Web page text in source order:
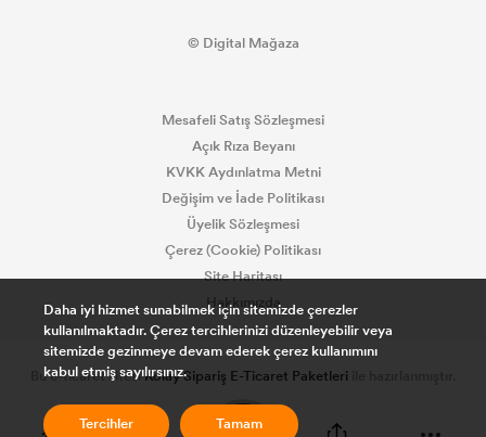
© Digital Mağaza
Mesafeli Satış Sözleşmesi
Açık Rıza Beyanı
KVKK Aydınlatma Metni
Değişim ve İade Politikası
Üyelik Sözleşmesi
Çerez (Cookie) Politikası
Site Haritası
Hakkımızda
Bu e-ticaret sitesiKolay Sipariş E-Ticaret Paketleri
Daha iyi hizmet sunabilmek için sitemizde çerezler
kullanılmaktadır. Çerez tercihlerinizi düzenleyebilir veya
sitemizde gezinmeye devam ederek çerez kullanımını
kabul etmiş sayılırsınız.
Tercihler Tamam